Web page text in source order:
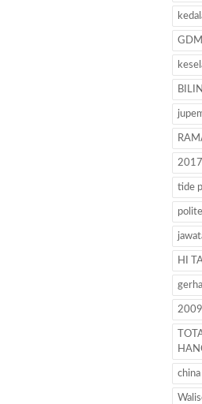
2017
tide
HI
2009
china